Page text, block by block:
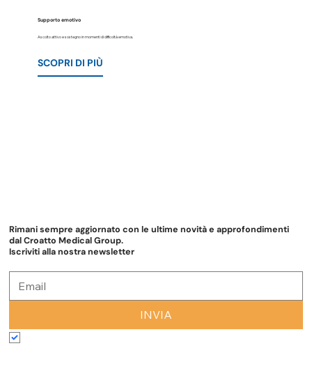
Supporto emotivo
Ascolto attivo e sostegno in momenti di difficoltà emotiva.
SCOPRI DI PIÙ
Rimani sempre aggiornato con le ultime novità e approfondimenti
dal Croatto Medical Group.
Iscriviti alla nostra newsletter
INVIA